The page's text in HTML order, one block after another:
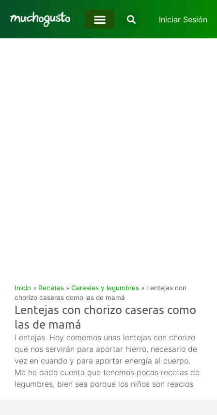
Iniciar Sesión
Inicio » Recetas » Cereales y legumbres » Lentejas con
chorizo caseras como las de mamá
Lentejas con chorizo caseras como
las de mamá
Lentejas. Hoy comemos unas lentejas con chorizo
que nos servirán para aportar hierro, necesario de
vez en cuando y para aportar energía al cuerpo.
Me he dado cuenta que tenemos pocas recetas de
legumbres, bien sea porque los niños son reacios